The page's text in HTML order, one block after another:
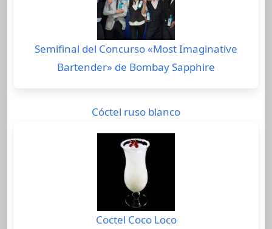
Semifinal del Concurso «Most Imaginative
Bartender» de Bombay Sapphire
Cóctel ruso blanco
Coctel Coco Loco